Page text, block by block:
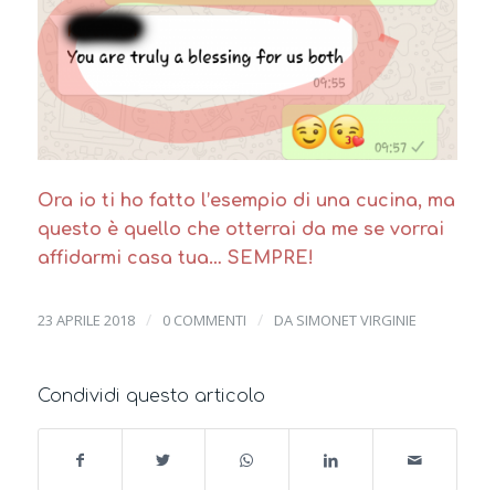
Ora io ti ho fatto l’esempio di una cucina, ma
questo è quello che otterrai da me se vorrai
affidarmi casa tua… SEMPRE!
23 APRILE 2018 / 0 COMMENTI / DA SIMONET VIRGINIE
Condividi questo articolo